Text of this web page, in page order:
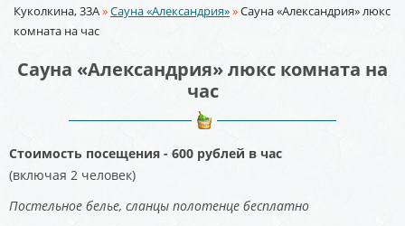
Куколкина, 33А»Сауна «Александрия»»Сауна «Александрия» люкс
комната на час
Сауна «Александрия» люкс комната на
час
Стоимость посещения - 600 рублей в час
(включая 2 человек)
Постельное белье, сланцы полотенце бесплатно